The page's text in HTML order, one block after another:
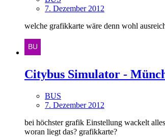
7. Dezember 2012
welche grafikkarte wäre denn wohl
Citybus Simulator -
BUS
7. Dezember 2012
bei höchster grafik Einstellung wackelt
woran liegt das? grafikkarte?